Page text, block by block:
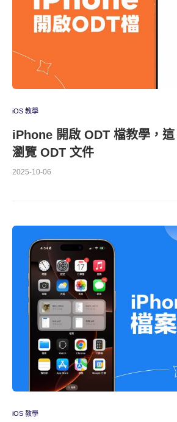
iOS 教學
iPhone 開啟 ODT 檔教學，
瀏覽 ODT 文件
2025-10-06
iOS 教學